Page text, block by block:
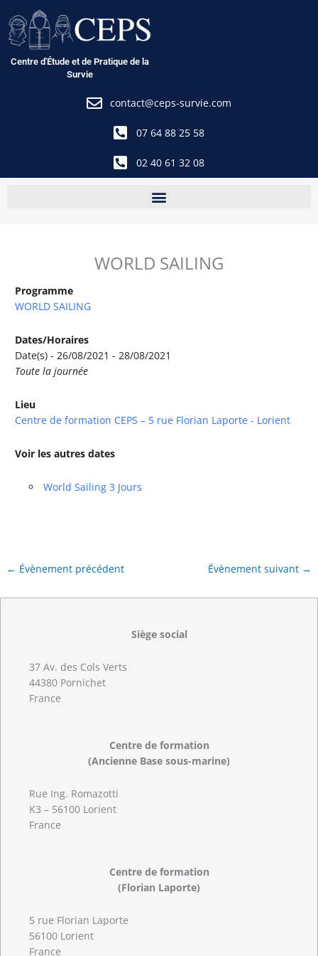
au
contenu
Centre d'Étude et de Pratique de la
Survie
contact@ceps-survie.com
07 64 88 25 58
02 40 61 32 08
WORLD SAILING
Programme
WORLD SAILING
Dates/Horaires
Date(s) - 26/08/2021 - 28/08/2021
Toute la journée
Lieu
Centre de formation CEPS – 5 rue Florian Laporte - Lorient
Voir les autres dates
World Sailing 3 Jours
← Évènement précédent Évènement suivant →
Siège social
37 Av. des Cols Verts
44380 Pornichet
France
Centre de formation
(Ancienne Base sous-marine)
Rue Ing. Romazotti
K3 – 56100 Lorient
France
Centre de formation
(Florian Laporte)
5 rue Florian Laporte
56100 Lorient
France